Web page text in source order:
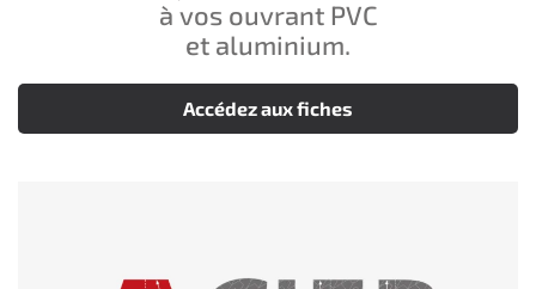
à vos ouvrant PVC
et aluminium.
Accédez aux fiches